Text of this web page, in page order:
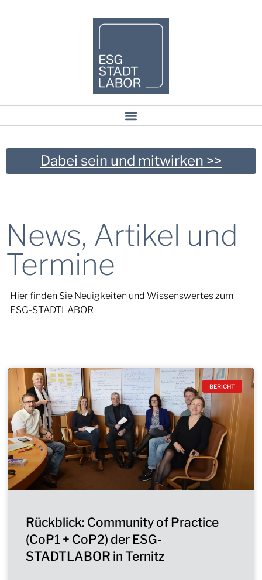
Dabei sein und mitwirken >>
News, Artikel und
Termine
Hier finden Sie Neuigkeiten und Wissenswertes zum
ESG-STADTLABOR
BERICHT
Rückblick: Community of Practice
(CoP1 + CoP2) der ESG-
STADTLABOR in Ternitz